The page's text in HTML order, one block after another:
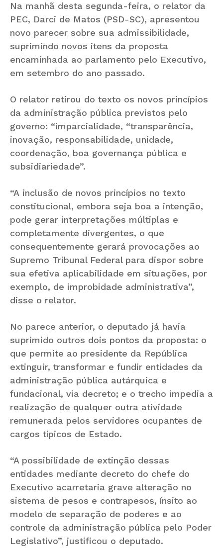
Na manhã desta segunda-feira, o relator da
PEC, Darci de Matos (PSD-SC), apresentou
novo parecer sobre sua admissibilidade,
suprimindo novos itens da proposta
encaminhada ao parlamento pelo Executivo,
em setembro do ano passado.
O relator retirou do texto os novos princípios
da administração pública previstos pelo
governo: “imparcialidade, “transparência,
inovação, responsabilidade, unidade,
coordenação, boa governança pública e
subsidiariedade”.
“A inclusão de novos princípios no texto
constitucional, embora seja boa a intenção,
pode gerar interpretações múltiplas e
completamente divergentes, o que
consequentemente gerará provocações ao
Supremo Tribunal Federal para dispor sobre
sua efetiva aplicabilidade em situações, por
exemplo, de improbidade administrativa”,
disse o relator.
No parece anterior, o deputado já havia
suprimido outros dois pontos da proposta: o
que permite ao presidente da República
extinguir, transformar e fundir entidades da
administração pública autárquica e
fundacional, via decreto; e o trecho impedia a
realização de qualquer outra atividade
remunerada pelos servidores ocupantes de
cargos típicos de Estado.
“A possibilidade de extinção dessas
entidades mediante decreto do chefe do
Executivo acarretaria grave alteração no
sistema de pesos e contrapesos, ínsito ao
modelo de separação de poderes e ao
controle da administração pública pelo Poder
Legislativo”, justificou o deputado.